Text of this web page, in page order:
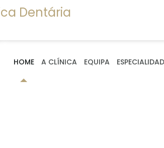
HOME A CLÍNICA EQUIPAno
MÉDICA